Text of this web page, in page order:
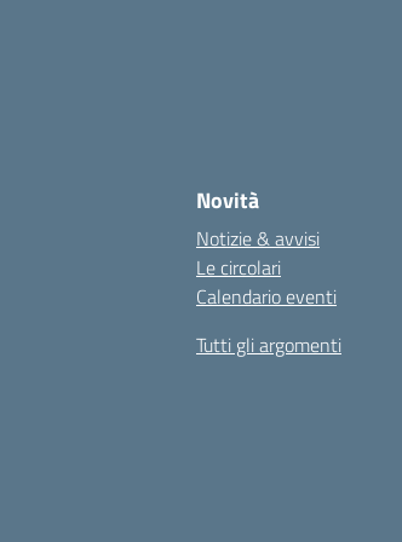
Novità
Notizie & avvisi
Le circolari
Calendario eventi
Tutti gli argomenti